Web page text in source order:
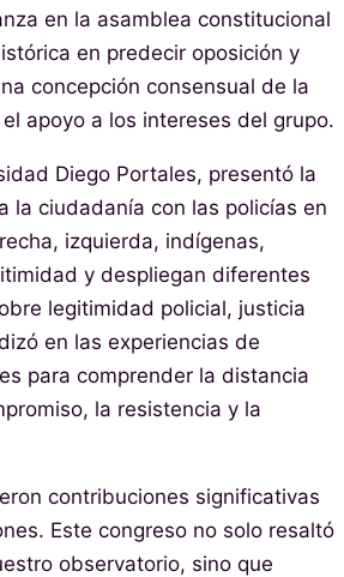
en la asamblea constitucional
en predecir oposición y
concepción consensual de la
apoyo a los intereses del grupo.
Diego Portales, presentó la
la ciudadanía con las policías en
izquierda, indígenas,
y despliegan diferentes
legitimidad policial, justicia
en las experiencias de
para comprender la distancia
la resistencia y la
contribuciones significativas
Este congreso no solo resaltó
observatorio, sino que